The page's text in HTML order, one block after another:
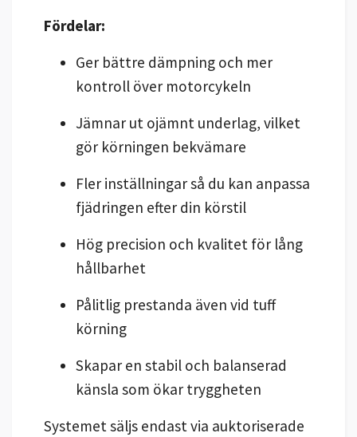
Fördelar:
Ger bättre dämpning och mer
kontroll över motorcykeln
Jämnar ut ojämnt underlag, vilket
gör körningen bekvämare
Fler inställningar så du kan anpassa
fjädringen efter din körstil
Hög precision och kvalitet för lång
hållbarhet
Pålitlig prestanda även vid tuff
körning
Skapar en stabil och balanserad
känsla som ökar tryggheten
Systemet säljs endast via auktoriserade